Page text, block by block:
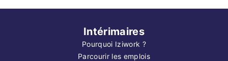
Intérimaires
Pourquoi Iziwork ?
Parcourir les emplois